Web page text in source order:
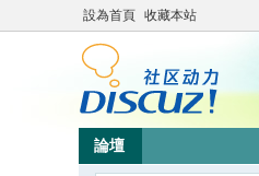
設為首頁 收藏本站
論壇